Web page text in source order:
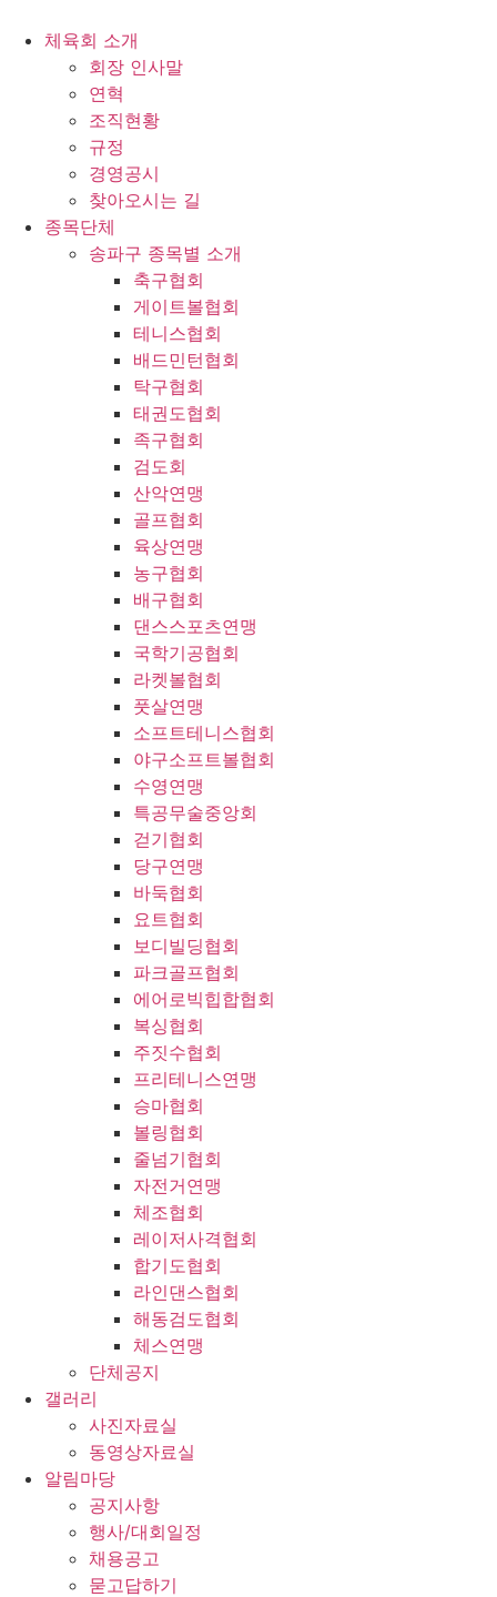
체육회 소개
회장 인사말
연혁
조직현황
규정
경영공시
찾아오시는 길
종목단체
송파구 종목별 소개
축구협회
게이트볼협회
테니스협회
배드민턴협회
탁구협회
태권도협회
족구협회
검도회
산악연맹
골프협회
육상연맹
농구협회
배구협회
댄스스포츠연맹
국학기공협회
라켓볼협회
풋살연맹
소프트테니스협회
야구소프트볼협회
수영연맹
특공무술중앙회
걷기협회
당구연맹
바둑협회
요트협회
보디빌딩협회
파크골프협회
에어로빅힙합협회
복싱협회
주짓수협회
프리테니스연맹
승마협회
볼링협회
줄넘기협회
자전거연맹
체조협회
레이저사격협회
합기도협회
라인댄스협회
해동검도협회
체스연맹
단체공지
갤러리
사진자료실
동영상자료실
알림마당
공지사항
행사/대회일정
채용공고
묻고답하기